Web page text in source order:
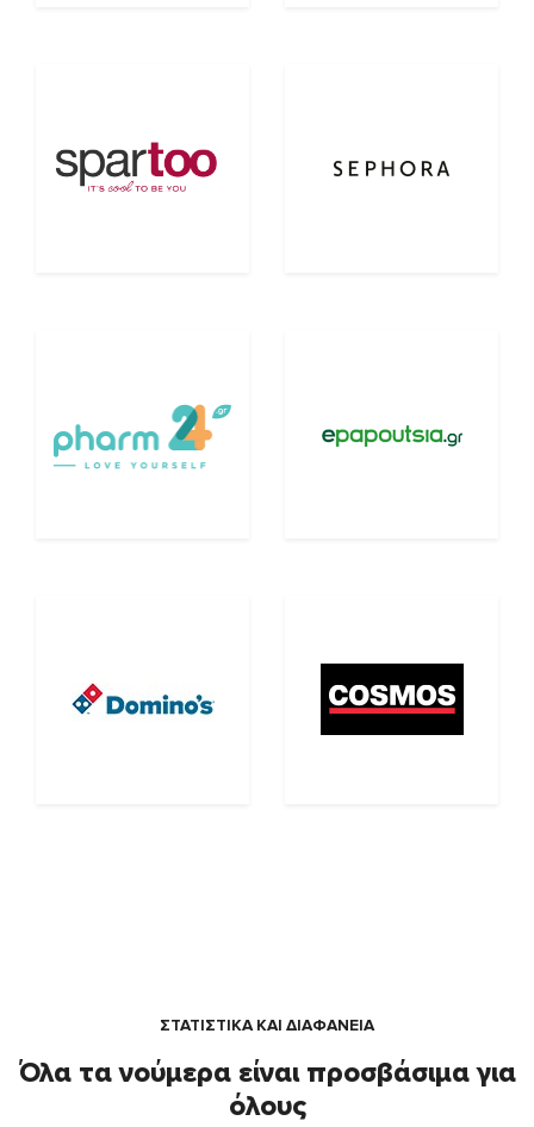
ΣΤΑΤΙΣΤΙΚΑ ΚΑΙ ΔΙΑΦΑΝΕΙΑ
Όλα τα νούμερα είναι προσβάσιμα για
όλους